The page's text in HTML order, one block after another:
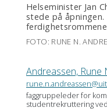
Helseminister Jan
stede på
FOTO: RUNE N.
Andreassen, Rune
faggruppeleder for
studentrekruttering